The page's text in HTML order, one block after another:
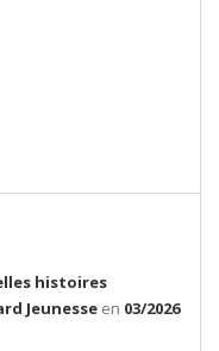
histoires
Jeunesse en 03/2026